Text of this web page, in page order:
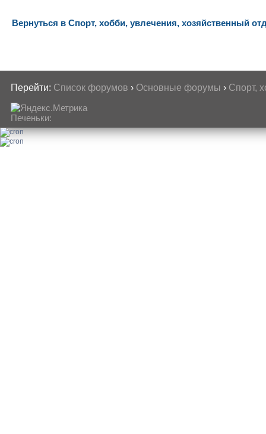
Вернуться в Спорт, хобби, увлечения, хозяйственный
Перейти: Список форумов › Основные форумы › Спорт,
Печеньки: